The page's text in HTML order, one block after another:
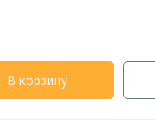
В корзину